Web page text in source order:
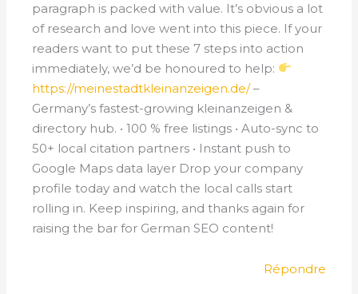
paragraph is packed with value. It’s obvious a lot
of research and love went into this piece. If your
readers want to put these 7 steps into action
immediately, we’d be honoured to help:
https://meinestadtkleinanzeigen.de/–
Germany’s fastest-growing kleinanzeigen &
directory hub. • 100 % free listings • Auto-sync to
50+ local citation partners • Instant push to
Google Maps data layer Drop your company
profile today and watch the local calls start
rolling in. Keep inspiring, and thanks again for
raising the bar for German SEO content!
Répondre